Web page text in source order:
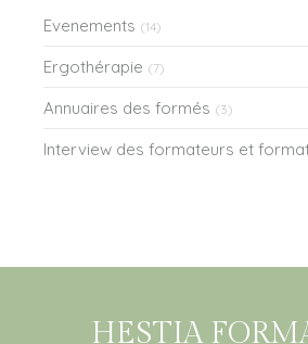
Evenements (14)
Ergothérapie (7)
Annuaires des formés (3)
Interview des formateurs et
HESTIA